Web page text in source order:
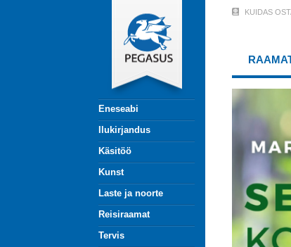
Eneseabi
Ilukirjandus
Käsitöö
Kunst
Laste ja noorte
Reisiraamat
Tervis
Menu
out)
KUIDAS